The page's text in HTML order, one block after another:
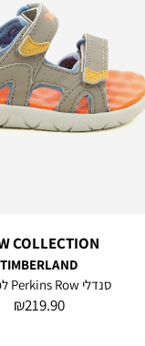
COLLECTION
TIMBERLAND
סנדלי Perkins Row לפעוטות
מחיר
219.90 ₪